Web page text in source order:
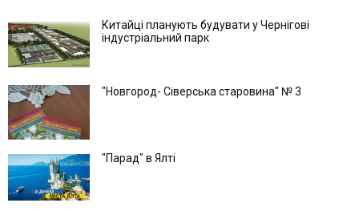
Китайці планують будувати у Чернігові
індустріальний парк
"Новгород- Сіверська старовина" № 3
"Парад" в Ялті